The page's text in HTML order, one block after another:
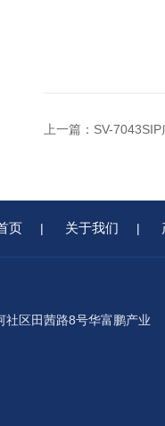
上一篇： SV-
页 | 关于我们 |
社区田茜路8号华富鹏产业